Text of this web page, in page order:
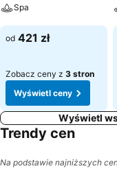
Spa
Wyświetl ceny
od 421 zł
Zobacz ceny z 3 stron
Wyświetl ceny
Wyświetl
Trendy cen
Na podstawie najniższych